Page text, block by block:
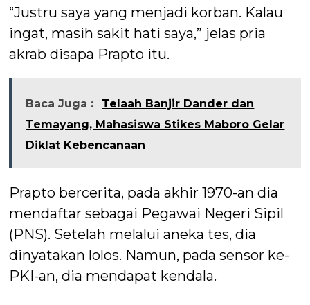
“Justru saya yang menjadi korban. Kalau
ingat, masih sakit hati saya,” jelas pria
akrab disapa Prapto itu.
Baca Juga :
Telaah Banjir Dander dan
Temayang, Mahasiswa Stikes Maboro Gelar
Diklat Kebencanaan
Prapto bercerita, pada akhir 1970-an dia
mendaftar sebagai Pegawai Negeri Sipil
(PNS). Setelah melalui aneka tes, dia
dinyatakan lolos. Namun, pada sensor ke-
PKI-an, dia mendapat kendala.